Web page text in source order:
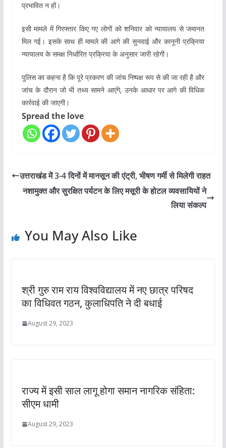
प्रभावित न हों।
इसी मामले में गिरफ्तार किए गए लोगों को शनिवार को न्यायालय से जमानत
मिल गई। इसके साथ ही मामले की आगे की सुनवाई और कानूनी प्रक्रिया
न्यायालय के समक्ष निर्धारित प्रक्रिया के अनुसार जारी रहेगी।
पुलिस का कहना है कि पूरे प्रकरण की जांच निष्पक्ष रूप से की जा रही है और
जांच के दौरान जो भी तथ्य सामने आएंगे, उनके आधार पर आगे की विधिक
कार्रवाई की जाएगी।
Spread the love
उत्तराखंड में 3-4 दिनों में मानसून की एंट्री, भीषण गर्मी से मिलेगी राहत
नशामुक्त और सुरक्षित पर्यटन के लिए मसूरी के होटल व्यवसायियों ने
लिया संकल्प
You May Also Like
श्री गुरु राम राय विश्वविद्यालय में नए छात्र परिषद
का विधिवत गठन, कुलाधिपति ने दी बधाई
August 29, 2023
राज्य में इसी साल लागू होगा समान नागरिक संहिता:
सीएम धामी
August 29, 2023